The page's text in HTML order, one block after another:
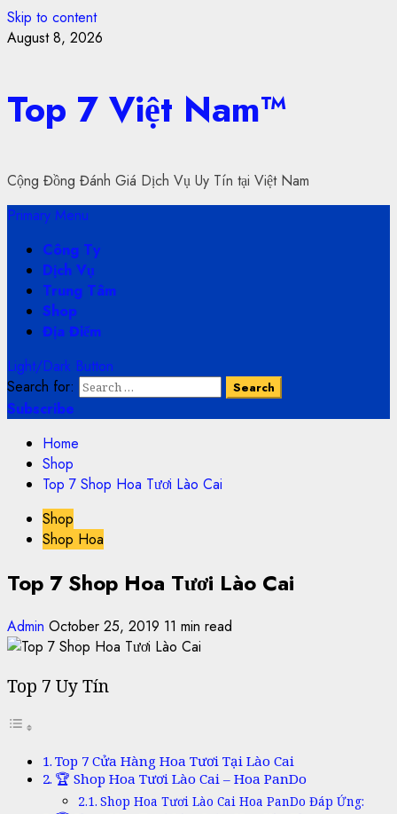
Skip to content
August 8, 2026
Top 7 Việt Nam™
Cộng Đồng Đánh Giá Dịch Vụ Uy Tín tại Việt Nam
Primary Menu
Công Ty
Dịch Vụ
Trung Tâm
Shop
Địa Điểm
Light/Dark Button
Search for:
Subscribe
Home
Shop
Top 7 Shop Hoa Tươi Lào Cai
Shop
Shop Hoa
Top 7 Shop Hoa Tươi Lào Cai
Admin October 25, 2019 11 min read
Top 7 Uy Tín
Top 7 Cửa Hàng Hoa Tươi Tại Lào Cai
🏆 Shop Hoa Tươi Lào Cai – Hoa PanDo
Shop Hoa Tươi Lào Cai Hoa PanDo Đáp Ứng: